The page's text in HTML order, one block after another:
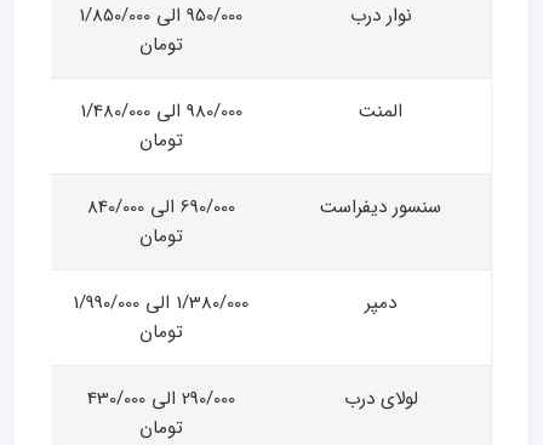
نوار درب
950/000 الی 1/850/000
تومان
المنت
980/000 الی 1/480/000
تومان
سنسور دیفراست
690/000 الی 840/000
تومان
دمپر
1/380/000 الی 1/990/000
تومان
لولای درب
290/000 الی 430/000
تومان